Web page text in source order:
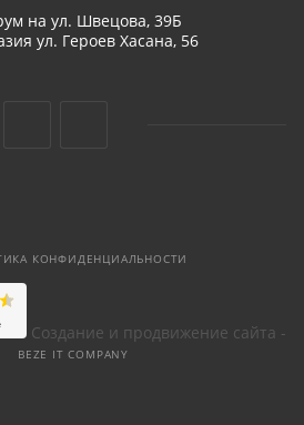
на ул. Швецова, 39Б
ул. Героев Хасана, 56
КОНФИДЕНЦИАЛЬНОСТИ
Создание и продвижение сайта -
BEZE IT COMPANY